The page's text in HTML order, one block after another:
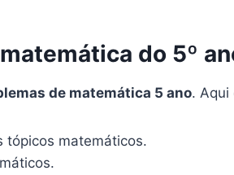
do 5º
de matemática 5 ano. Aqui
tópicos matemáticos.